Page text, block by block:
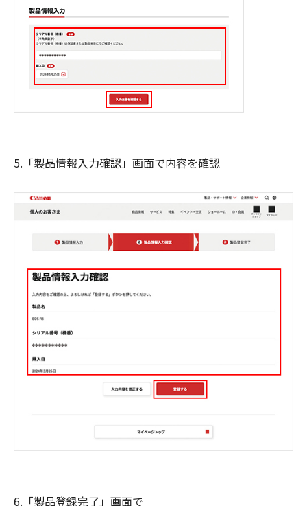
5.「製品情報入力確認」画面で内容を確認
6.「製品登録完了」画面で